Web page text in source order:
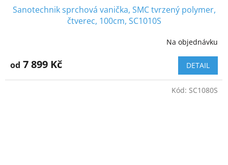
Sanotechnik sprchová vanička, SMC tvrzený polymer,
čtverec, 100cm, SC1010S
Na objednávku
od 7 899 Kč DETAIL
Kód: SC1080S